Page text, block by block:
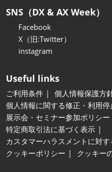
SNS（DX & AX Week）
Facebook
X（旧:Twitter）
instagram
Useful links
ご利用条件
個人情報保護方
個人情報に関する修正・利用
展示会・セミナー参加ポリシー
特定商取引法に基づく表示
カスタマーハラスメントに対
クッキーポリシー
クッキー